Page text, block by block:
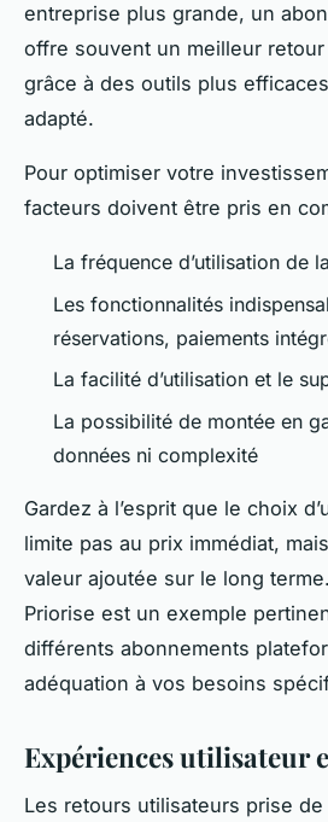
entreprise plus grande, un
offre souvent un meilleur
grâce à des outils plus
adapté.
Pour optimiser votre
facteurs doivent être pris en
La fréquence d’utilisation de
Les fonctionnalités
réservations, paiements
La facilité d’utilisation et le
La possibilité de montée en
données ni complexité
Gardez à l’esprit que le choix
limite pas au prix immédiat,
valeur ajoutée sur le long
Priorise est un exemple
différents abonnements
adéquation à vos besoins
Expériences utilisateur
Les retours utilisateurs prise